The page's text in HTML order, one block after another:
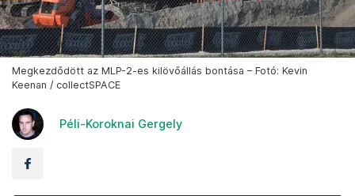
Megkezdődött az MLP-2-es kilövőállás bontása – Fotó: Kevin
Keenan / collectSPACE
Péli-Koroknai Gergely